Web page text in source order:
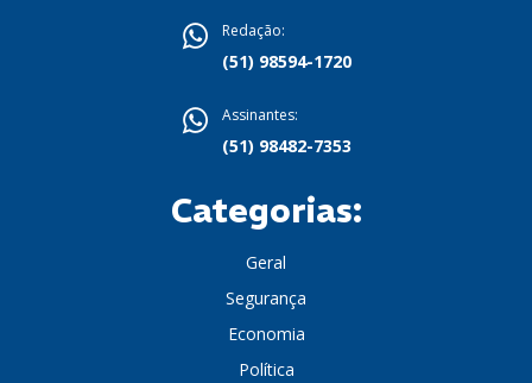
Redação:
(51) 98594-1720
Assinantes:
(51) 98482-7353
Categorias:
Geral
Segurança
Economia
Política